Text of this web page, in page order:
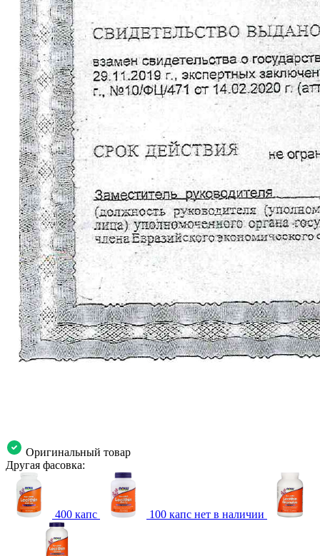
Оригинальный товар
Другая фасовка:
400 капс 100 капс нет в наличии